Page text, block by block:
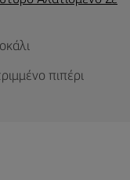
πιπέρι